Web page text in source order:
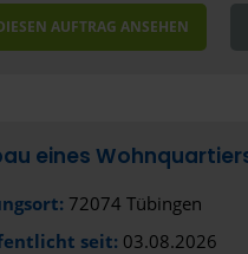
AUFTRAG ANSEHEN
eines
72074 Tübingen
seit: 03.08.2026